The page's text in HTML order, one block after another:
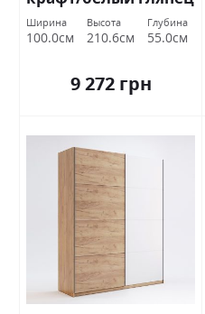
Миромарк
Ширина
100.0см
Высота
210.6см
Глубина
55.0см
9 272 грн